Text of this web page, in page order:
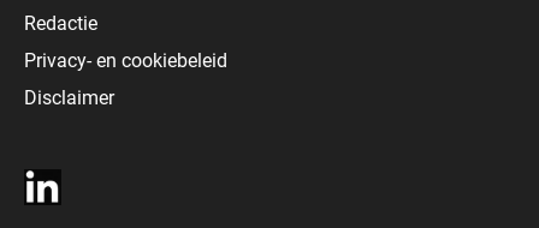
Redactie
Privacy-en cookiebeleid
Disclaimer